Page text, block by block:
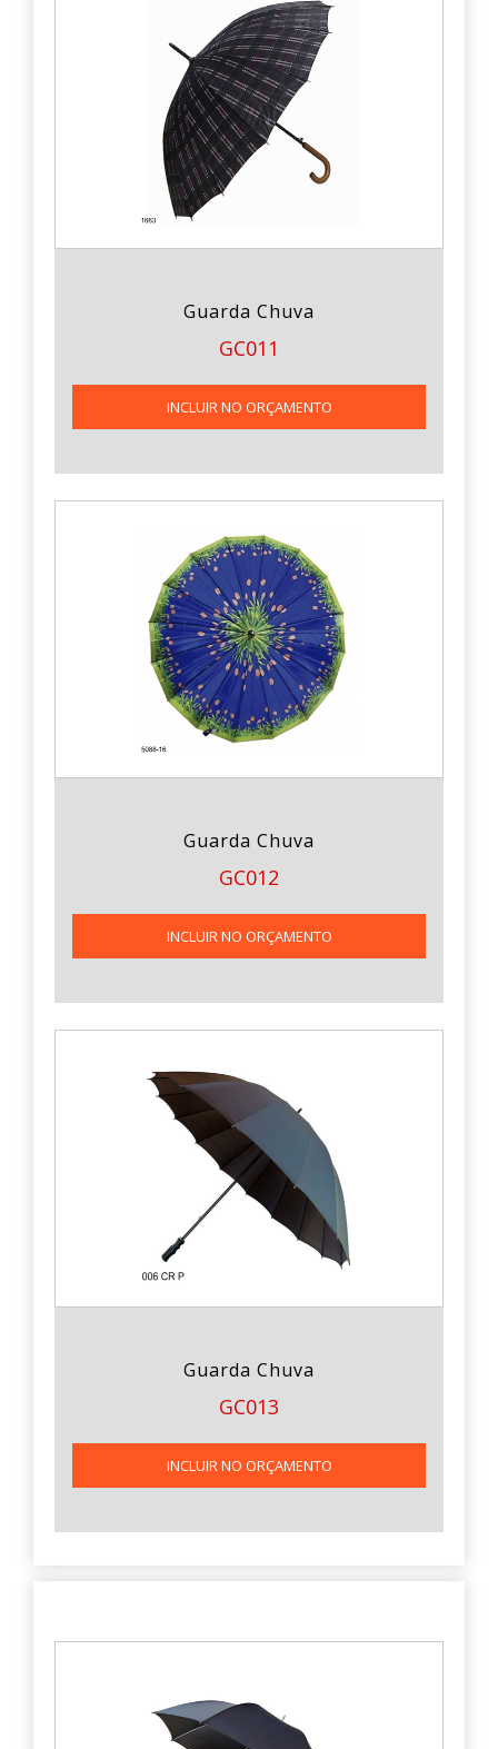
Guarda Chuva
GC011
INCLUIR NO ORÇAMENTO
Guarda Chuva
GC012
INCLUIR NO ORÇAMENTO
Guarda Chuva
GC013
INCLUIR NO ORÇAMENTO